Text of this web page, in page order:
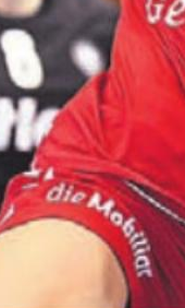
Registrieren Sie sich hier